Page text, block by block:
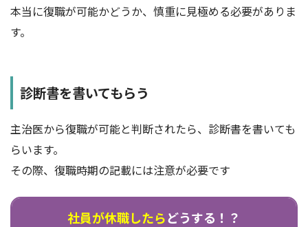
本当に復職が可能かどうか、慎重に見極める必要がありま
す。
診断書を書いてもらう
主治医から復職が可能と判断されたら、診断書を書いても
らいます。
その際、復職時期の記載には注意が必要です
社員が休職したらどうする！？